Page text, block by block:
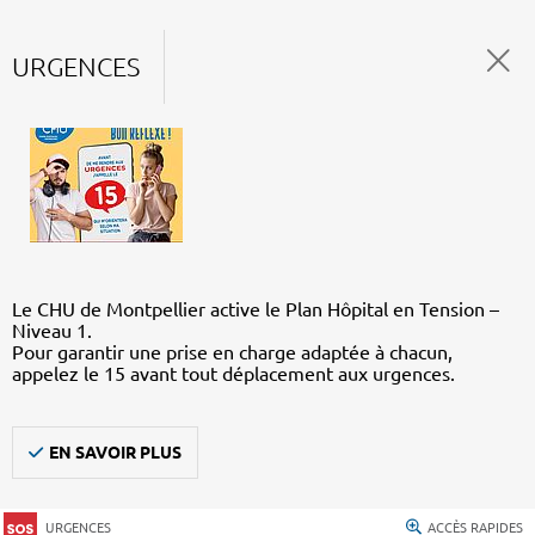
URGENCES
Le CHU de Montpellier active le Plan Hôpital en Tension –
Niveau 1.
Pour garantir une prise en charge adaptée à chacun,
appelez le 15 avant tout déplacement aux urgences.
EN SAVOIR PLUS
URGENCES ACCÈS RAPIDES